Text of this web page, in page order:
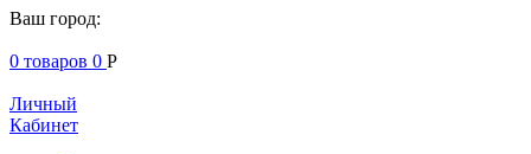
Ваш город:
0 товаров 0 Р
Личный
Кабинет